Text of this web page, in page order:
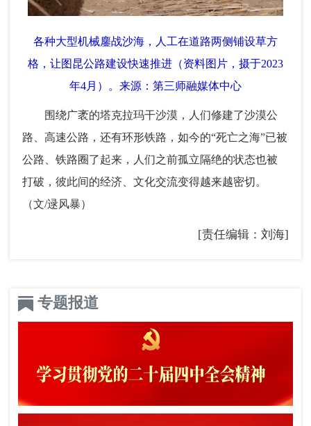
各种大型机械鏖战沙海，人工在道路两侧铺设草方
格，让图昆公路建设快速推进（资料图片，摄于2023
年4月）。来源：第三师融媒体中心
围绕广袤的塔克拉玛干沙漠，人们修建了沙漠公
路、高速公路，还有环形铁路，如今的“死亡之海”已被
公路、铁路圈了起来，人们之前孤立隔绝的状态也被
打破，彼此间的经济、文化交流变得越来越密切。
（文/逯风暴）
[责任编辑：刘海]
专题报道